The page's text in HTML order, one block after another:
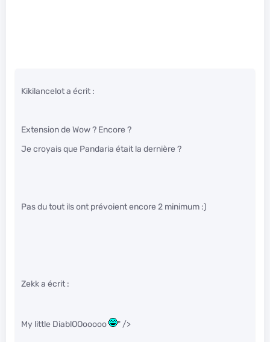
Kikilancelot a écrit :
Extension de Wow ? Encore ?
Je croyais que Pandaria était la dernière ?
Pas du tout ils ont prévoient encore 2 minimum :)
Zekk a écrit :
My little DiablOOooooo " />